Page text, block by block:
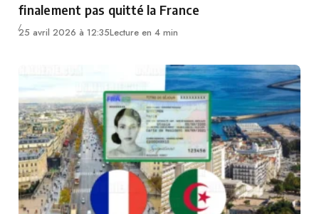
finalement pas quitté la France
25 avril 2026 à 12:35Lecture en 4 min